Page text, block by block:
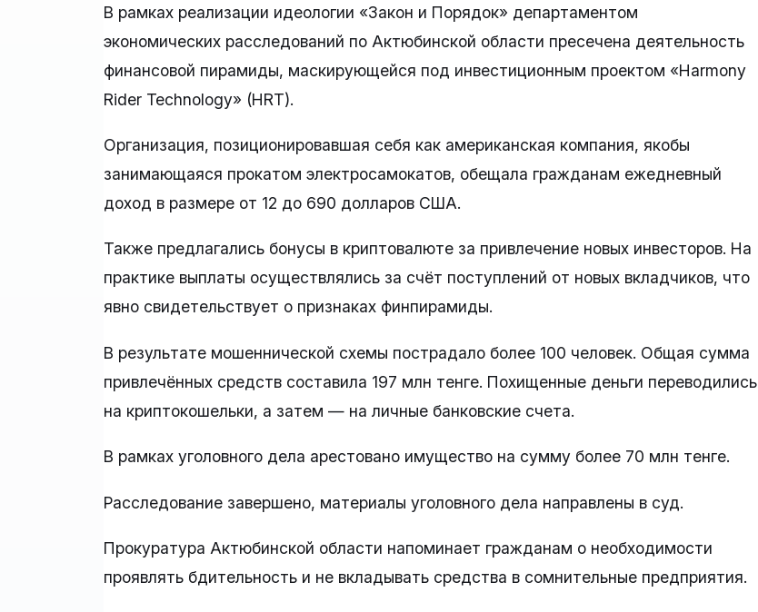
В рамках реализации идеологии «Закон и Порядок» департаментом
экономических расследований по Актюбинской области пресечена деятельность
финансовой пирамиды, маскирующейся под инвестиционным проектом «Harmony
Rider Technology» (HRT).
Организация, позиционировавшая себя как американская компания, якобы
занимающаяся прокатом электросамокатов, обещала гражданам ежедневный
доход в размере от 12 до 690 долларов США.
Также предлагались бонусы в криптовалюте за привлечение новых инвесторов. На
практике выплаты осуществлялись за счёт поступлений от новых вкладчиков, что
явно свидетельствует о признаках финпирамиды.
В результате мошеннической схемы пострадало более 100 человек. Общая сумма
привлечённых средств составила 197 млн тенге. Похищенные деньги переводились
на криптокошельки, а затем — на личные банковские счета.
В рамках уголовного дела арестовано имущество на сумму более 70 млн тенге.
Расследование завершено, материалы уголовного дела направлены в суд.
Прокуратура Актюбинской области напоминает гражданам о необходимости
проявлять бдительность и не вкладывать средства в сомнительные предприятия.